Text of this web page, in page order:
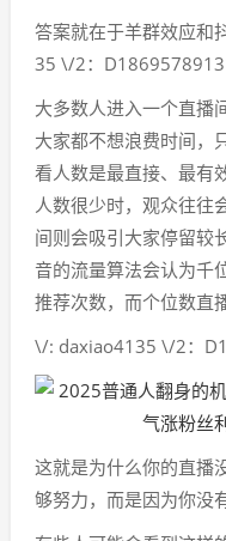
答案就在于羊群效应和
35 \/2：
大多数人进入一个直播
大家都不想浪费时间，
看人数是最直接、最有
人数很少时，观众往往
间则会吸引大家停留较
音的流量算法会认为千
推荐次数，而个位数直
\/: daxiao4135 \/2：
这就是为什么你的直播
够努力，而是因为你没